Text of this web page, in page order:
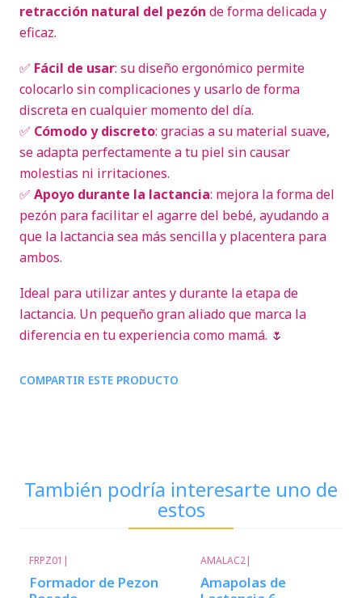
retracción natural del pezón de forma delicada y
eficaz.
✅ Fácil de usar: su diseño ergonómico permite
colocarlo sin complicaciones y usarlo de forma
discreta en cualquier momento del día.
✅ Cómodo y discreto: gracias a su material suave,
se adapta perfectamente a tu piel sin causar
molestias ni irritaciones.
✅ Apoyo durante la lactancia: mejora la forma del
pezón para facilitar el agarre del bebé, ayudando a
que la lactancia sea más sencilla y placentera para
ambos.
Ideal para utilizar antes y durante la etapa de
lactancia. Un pequeño gran aliado que marca la
diferencia en tu experiencia como mamá. 🌷
COMPARTIR ESTE PRODUCTO
También podría interesarte uno de
estos
FRPZ01 |
Formador de Pezon
AMALAC2|
Amapolas de